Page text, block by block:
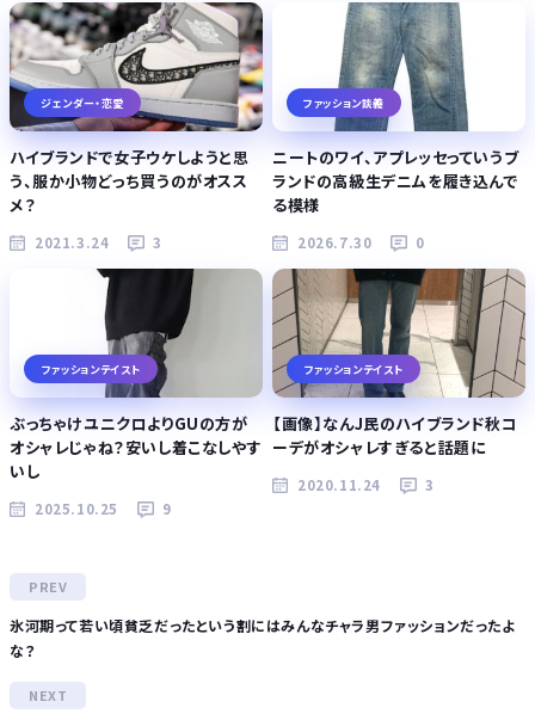
ジェンダー・恋愛
ハイブランドで女子ウケしようと思
う、服か小物どっち買うのがオスス
メ？
2021.3.24 3
ファッション談義
ニートのワイ、アプレッセっていうブ
ランドの高級生デニムを履き込んで
る模様
2026.7.30 0
ファッションテイスト
ぶっちゃけユニクロよりGUの方が
オシャレじゃね？安いし着こなしやす
いし
2025.10.25 9
ファッションテイスト
【画像】なんJ民のハイブランド秋コ
ーデがオシャレすぎると話題に
2020.11.24 3
氷河期って若い頃貧乏だったという割にはみんなチャラ男ファッションだったよ
な？